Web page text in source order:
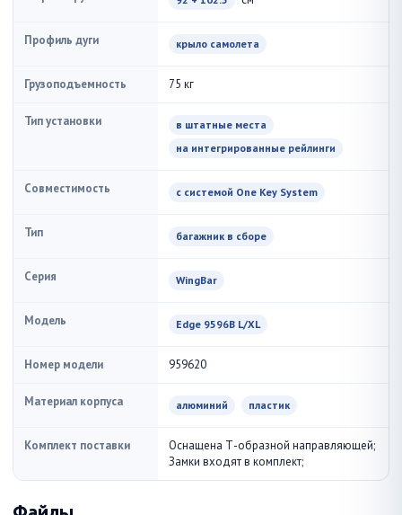
Профиль дуги крыло самолета
Грузоподъемность 75 кг
Тип установки
в штатные места
на интегрированные рейлинги
Совместимость с системой One Key System
Тип багажник в сборе
Серия WingBar
Модель Edge 9596B L/XL
Номер модели 959620
Материал корпуса алюминий пластик
Комплект поставки
Оснащена Т-образной направляющей;
Замки входят в комплект;